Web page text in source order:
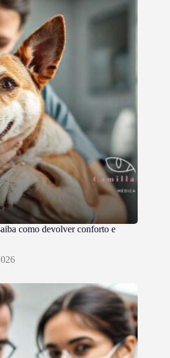
como devolver conforto e